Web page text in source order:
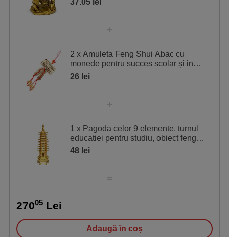
2 x Amuleta Feng Shui Abac cu
monede pentru succes scolar și in
afaceri, auriu snur rosu
26 lei
1 x Pagoda celor 9 elemente, turnul
educatiei pentru studiu, obiect feng
shui 14 cm, metal auriu
48 lei
27005 Lei
Adaugă în coș